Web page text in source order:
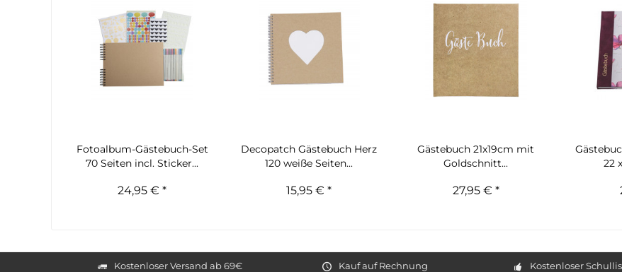
Fotoalbum-Gästebuch-Set
70 Seiten incl. Sticker...
24,95 € *
Decopatch Gästebuch Herz
120 weiße Seiten...
15,95 € *
Gästebuch 21x19cm mit
Goldschnitt...
27,95 € *
22
Kostenloser Versand ab 69€ Kauf auf Rechnung Kostenloser